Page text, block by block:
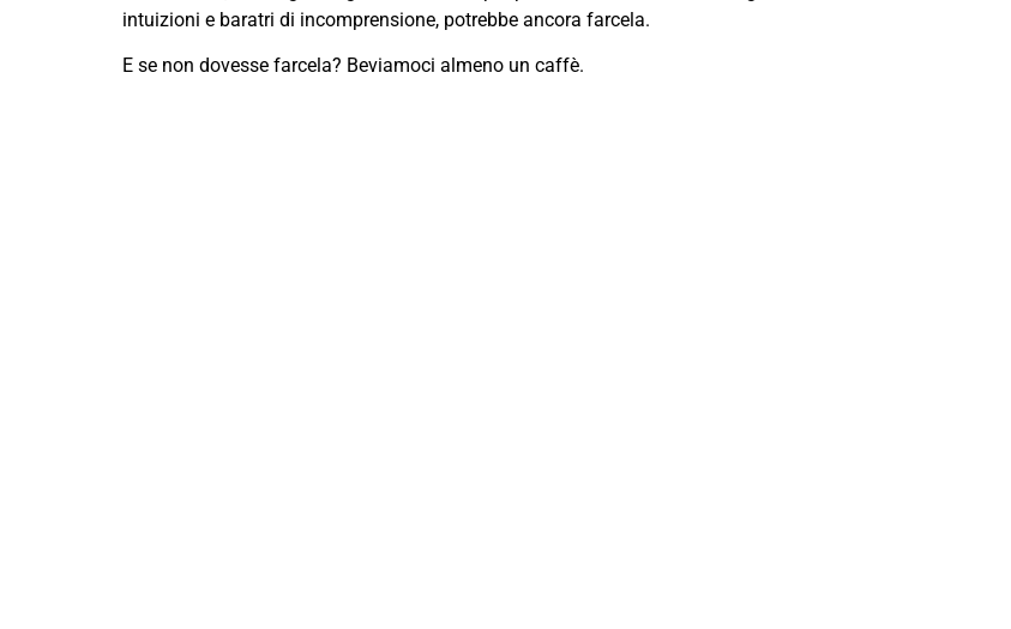
intuizioni e baratri di incomprensione, potrebbe ancora farcela.
E se non dovesse farcela? Beviamoci almeno un caffè.